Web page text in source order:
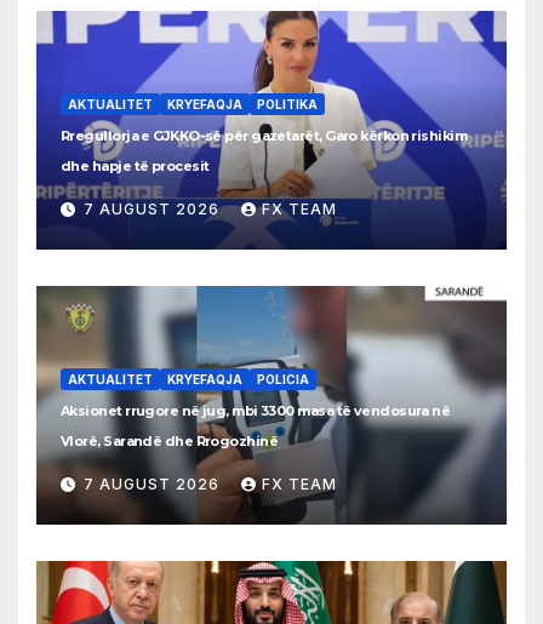
AKTUALITET KRYEFAQJA POLITIKA
Rregullorja e GJKKO-së për gazetarët, Garo kërkon rishikim
dhe hapje të procesit
7 AUGUST 2026 FX TEAM
AKTUALITET KRYEFAQJA POLICIA
Aksionet rrugore në jug, mbi 3300 masa të vendosura në
Vlorë, Sarandë dhe Rrogozhinë
7 AUGUST 2026 FX TEAM